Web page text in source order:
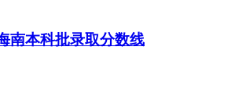
南本科批录取分数线